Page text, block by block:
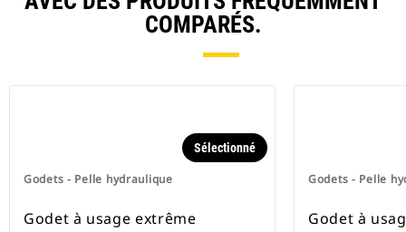
COMPARÉS.
Godets - Pelle hydraulique
Sélectionné
Godet à usage extrême
Godets - Pelle
Godet à